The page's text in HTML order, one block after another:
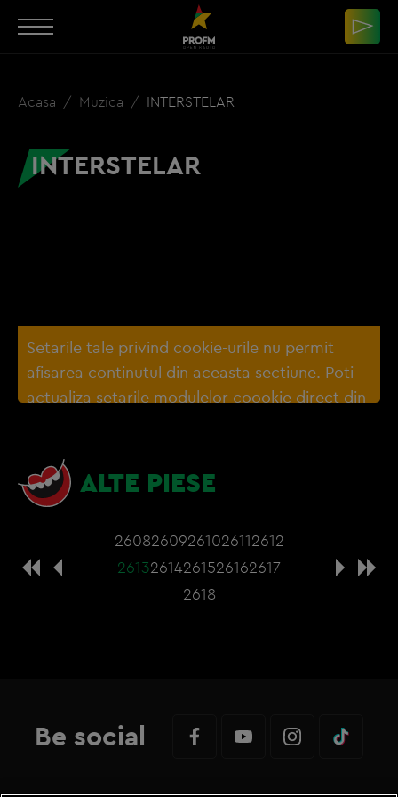
Acasa Muzica INTERSTELAR
INTERSTELAR
Setarile tale privind cookie-urile nu permit
afisarea continutul din aceasta sectiune. Poti
actualiza setarile modulelor coookie direct din
ALTE PIESE
26082609261026112612
26132614261526162617
2618
Be social